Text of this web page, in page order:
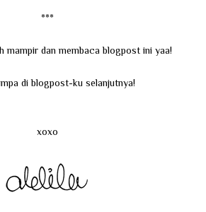
***
mampir dan membaca blogpost ini yaa!
di blogpost-ku selanjutnya!
xoxo